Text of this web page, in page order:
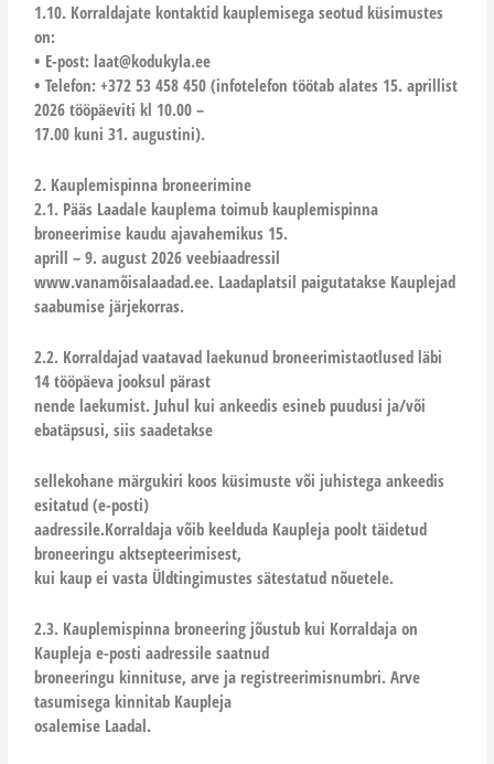
1.10. Korraldajate kontaktid kauplemisega seotud küsimustes
on:
• E-post: laat@kodukyla.ee
• Telefon: +372 53 458 450 (infotelefon töötab alates 15. aprillist
2026 tööpäeviti kl 10.00 –
17.00 kuni 31. augustini).
2. Kauplemispinna broneerimine
2.1. Pääs Laadale kauplema toimub kauplemispinna
broneerimise kaudu ajavahemikus 15.
aprill – 9. august 2026 veebiaadressil
www.vanamõisalaadad.ee. Laadaplatsil paigutatakse Kauplejad
saabumise järjekorras.
2.2. Korraldajad vaatavad laekunud broneerimistaotlused läbi
14 tööpäeva jooksul pärast
nende laekumist. Juhul kui ankeedis esineb puudusi ja/või
ebatäpsusi, siis saadetakse
sellekohane märgukiri koos küsimuste või juhistega ankeedis
esitatud (e-posti)
aadressile.Korraldaja võib keelduda Kaupleja poolt täidetud
broneeringu aktsepteerimisest,
kui kaup ei vasta Üldtingimustes sätestatud nõuetele.
2.3. Kauplemispinna broneering jõustub kui Korraldaja on
Kaupleja e-posti aadressile saatnud
broneeringu kinnituse, arve ja registreerimisnumbri. Arve
tasumisega kinnitab Kaupleja
osalemise Laadal.